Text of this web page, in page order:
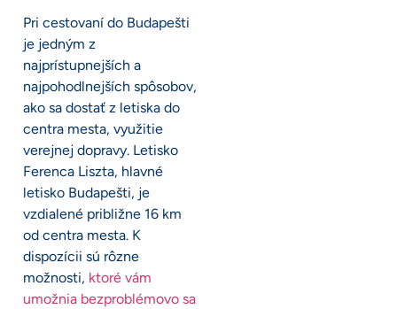
Pri cestovaní do Budapešti
je jedným z
najprístupnejších a
najpohodlnejších spôsobov,
ako sa dostať z letiska do
centra mesta, využitie
verejnej dopravy. Letisko
Ferenca Liszta, hlavné
letisko Budapešti, je
vzdialené približne 16 km
od centra mesta. K
dispozícii sú rôzne
možnosti, ktoré vám
umožnia bezproblémovo sa